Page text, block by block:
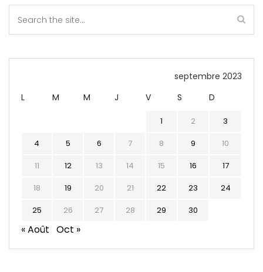
septembre 2023
L
M M J V S D
1 2
3
4
5 6 7 8 9
10
11
12 13 14 15 16
17
18
19 20 21 22 23
24
25
26 27 28 29 30
« Août Oct »